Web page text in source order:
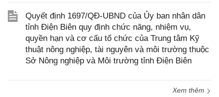
Quyết định 1697/QĐ-UBND của Ủy ban nhân dân
tỉnh Điện Biên quy định chức năng, nhiệm vụ,
quyền hạn và cơ cấu tổ chức của Trung tâm Kỹ
thuật nông nghiệp, tài nguyên và môi trường thuộc
Sở Nông nghiệp và Môi trường tỉnh Điện Biên
Xem thêm